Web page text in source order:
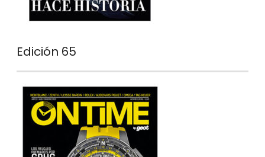
Edición 65